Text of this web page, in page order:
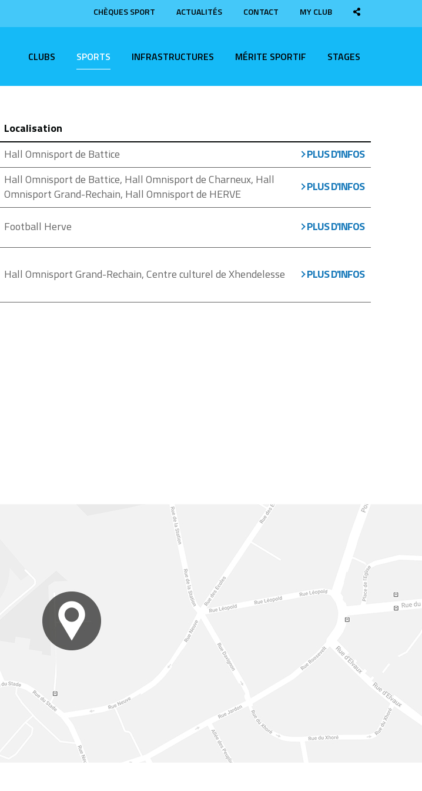
CHÈQUES SPORT ACTUALITÉS CONTACT MY CLUB
CLUBS SPORTS INFRASTRUCTURES MÉRITE SPORTIF STAGES
Localisation
Hall Omnisport de Battice
PLUS D'INFOS
Hall Omnisport de Battice, Hall Omnisport de Charneux, Hall
Omnisport Grand-Rechain, Hall Omnisport de HERVE
PLUS D'INFOS
Football Herve PLUS D'INFOS
Hall Omnisport Grand-Rechain, Centre culturel de Xhendelesse PLUS D'INFOS